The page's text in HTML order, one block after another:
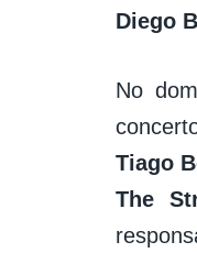
Diego
No
Tiago
The